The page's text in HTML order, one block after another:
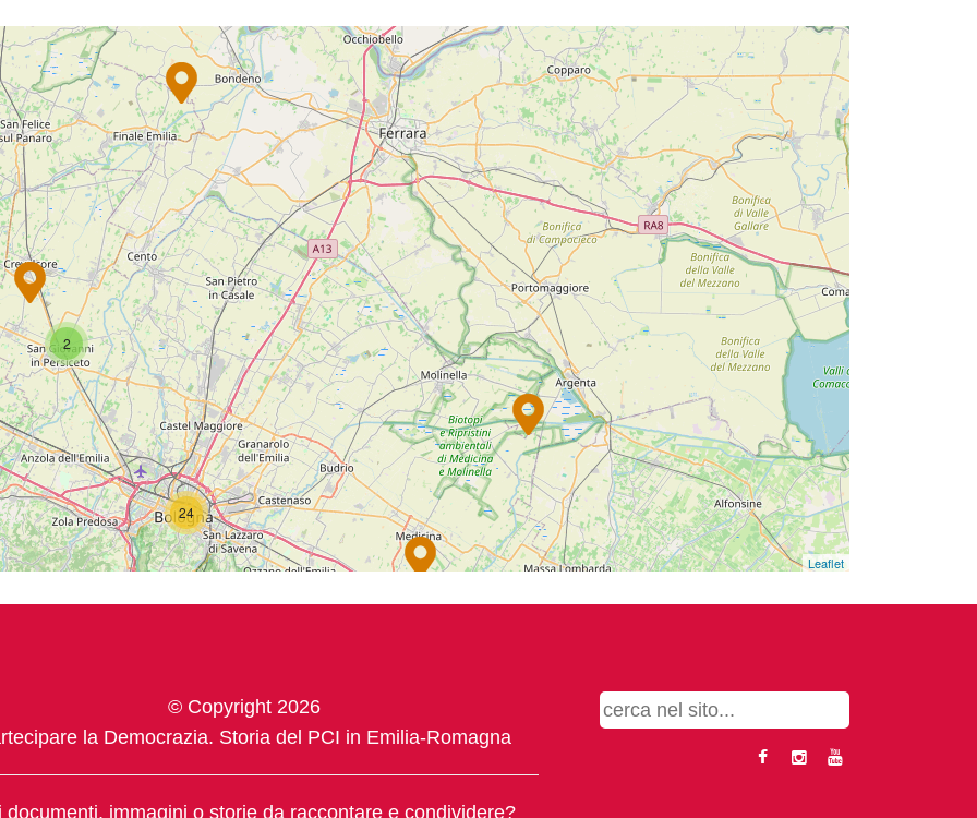
2
24
Leaflet
© Copyright 2026
la Democrazia. Storia del PCI in Emilia-Romagna
documenti, immagini o storie da raccontare e condividere?